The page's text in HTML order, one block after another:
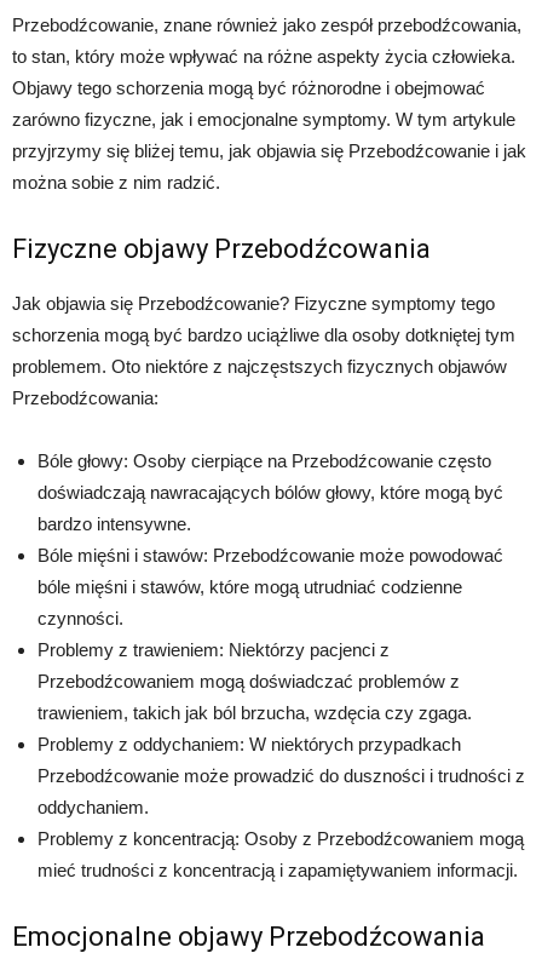
Przebodźcowanie, znane również jako zespół przebodźcowania,
to stan, który może wpływać na różne aspekty życia człowieka.
Objawy tego schorzenia mogą być różnorodne i obejmować
zarówno fizyczne, jak i emocjonalne symptomy. W tym artykule
przyjrzymy się bliżej temu, jak objawia się Przebodźcowanie i jak
można sobie z nim radzić.
Fizyczne objawy Przebodźcowania
Jak objawia się Przebodźcowanie? Fizyczne symptomy tego
schorzenia mogą być bardzo uciążliwe dla osoby dotkniętej tym
problemem. Oto niektóre z najczęstszych fizycznych objawów
Przebodźcowania:
Bóle głowy: Osoby cierpiące na Przebodźcowanie często
doświadczają nawracających bólów głowy, które mogą być
bardzo intensywne.
Bóle mięśni i stawów: Przebodźcowanie może powodować
bóle mięśni i stawów, które mogą utrudniać codzienne
czynności.
Problemy z trawieniem: Niektórzy pacjenci z
Przebodźcowaniem mogą doświadczać problemów z
trawieniem, takich jak ból brzucha, wzdęcia czy zgaga.
Problemy z oddychaniem: W niektórych przypadkach
Przebodźcowanie może prowadzić do duszności i trudności z
oddychaniem.
Problemy z koncentracją: Osoby z Przebodźcowaniem mogą
mieć trudności z koncentracją i zapamiętywaniem informacji.
Emocjonalne objawy Przebodźcowania